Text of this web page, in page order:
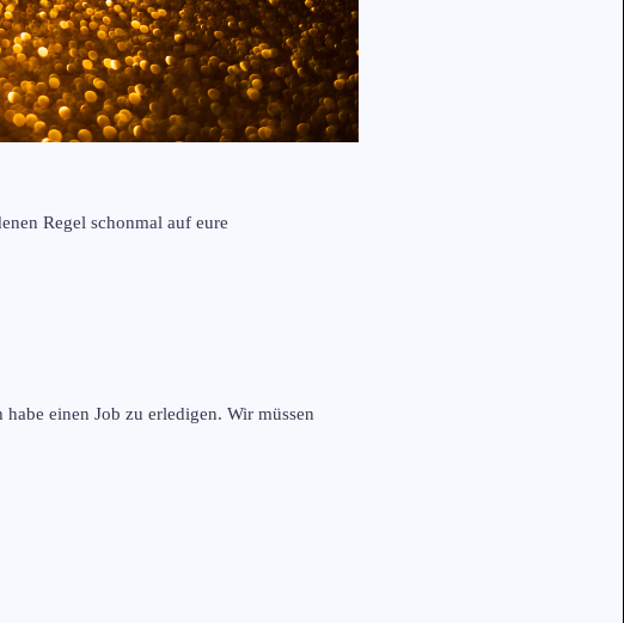
Regel schonmal auf eure
einen Job zu erledigen. Wir müssen